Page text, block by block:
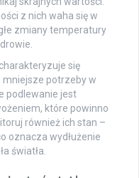
z nich waha się w
zmiany temperatury
się
potrzeby w
podlewanie jest
które powinno
również ich stan –
oznacza wydłużenie
światła.